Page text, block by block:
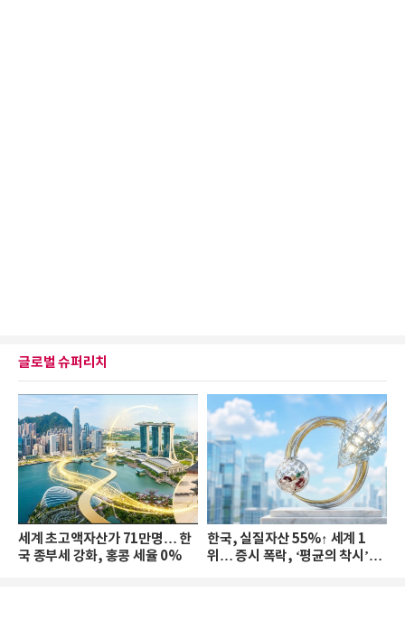
글로벌 슈퍼리치
세계 초고액자산가 71만명… 한
국 종부세 강화, 홍콩 세율 0%
한국, 실질자산 55%↑ 세계 1
위… 증시 폭락, ‘평균의 착시’와